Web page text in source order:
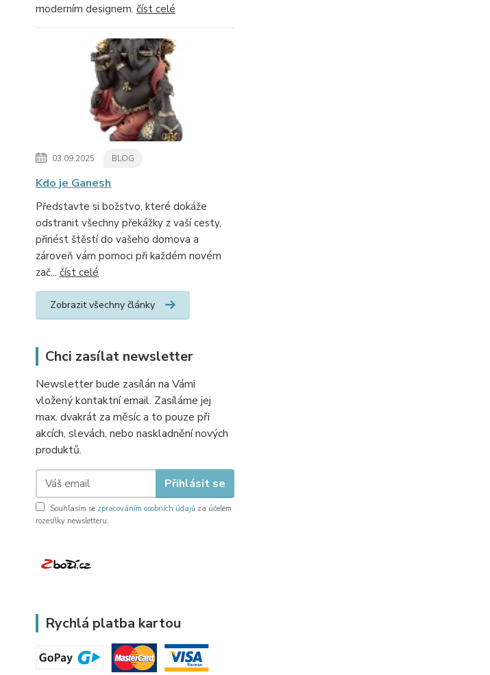
moderním designem. číst celé
03.09.2025 BLOG
Kdo je Ganesh
Představte si božstvo, které dokáže
odstranit všechny překážky z vaší cesty,
přinést štěstí do vašeho domova a
zároveň vám pomoci při každém novém
zač... číst celé
Zobrazit všechny články
Chci zasílat newsletter
Newsletter bude zasílán na Vámi
vložený kontaktní email. Zasíláme jej
max. dvakrát za měsíc a to pouze při
akcích, slevách, nebo naskladnění nových
produktů.
Přihlásit se
Souhlasím se zpracováním osobních údajů za účelem
rozesílky newsletteru.
Rychlá platba kartou